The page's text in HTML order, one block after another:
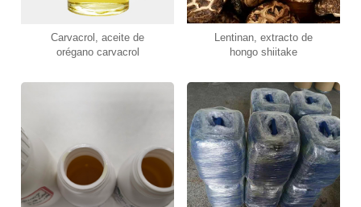
Carvacrol, aceite de
orégano carvacrol
Lentinan, extracto de
hongo shiitake